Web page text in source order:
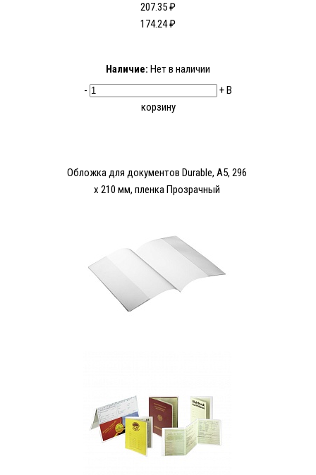
207.35 ₽
174.24 ₽
Наличие: Нет в наличии
-
+В
корзину
Обложка для документов Durable, A5, 296
x 210 мм, пленка Прозрачный